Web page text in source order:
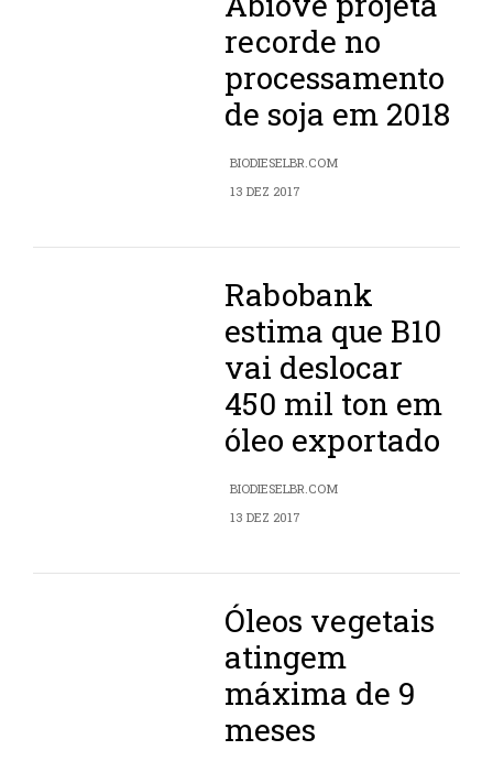
recorde no
processamento
de soja em 2018
BIODIESELBR.COM
13 DEZ 2017
Rabobank
estima que B10
vai deslocar
450 mil ton em
óleo exportado
BIODIESELBR.COM
13 DEZ 2017
Óleos vegetais
atingem
máxima de 9
meses